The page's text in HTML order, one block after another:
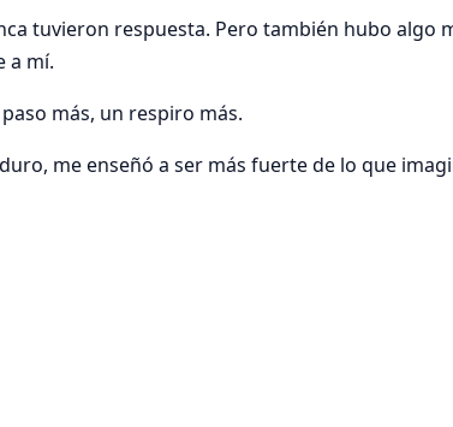
tuvieron respuesta. Pero también hubo algo
a mí.
más, un respiro más.
me enseñó a ser más fuerte de lo que